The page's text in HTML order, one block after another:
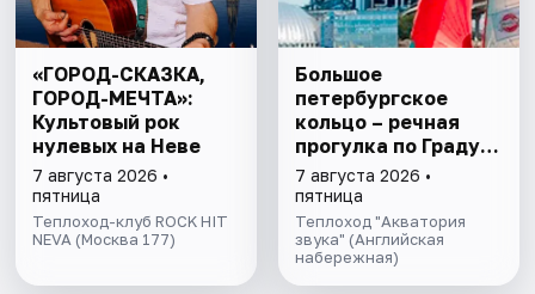
«ГОРОД-СКАЗКА,
ГОРОД-МЕЧТА»:
Культовый рок
нулевых на Неве
7 августа 2026 •
пятница
Теплоход-клуб ROCK HIT
NEVA (Москва 177)
Большое
петербургское
кольцо – речная
прогулка пo Граду
на Неве с
авторской
экскурсией и живой
музыкой в тёплом
салоне теплохода
7 августа 2026 •
пятница
Теплоход "Акватория
звука" (Английская
набережная)